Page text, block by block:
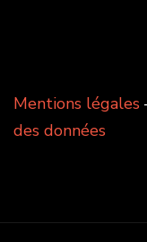
Mentions légales
des données